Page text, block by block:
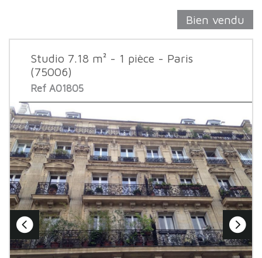
Bien vendu
Studio 7.18 m² - 1 pièce - Paris
(75006)
Ref A01805